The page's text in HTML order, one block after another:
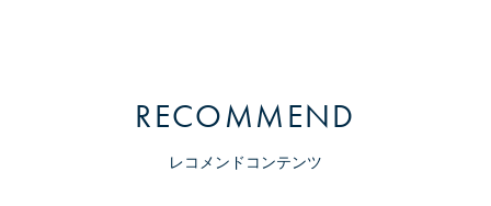
RECOMMEND
レコメンドコンテンツ